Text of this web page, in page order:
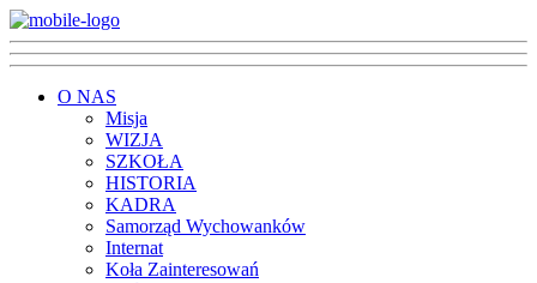
O NAS
Misja
WIZJA
SZKOŁA
HISTORIA
KADRA
Samorząd Wychowanków
Internat
Koła Zainteresowań